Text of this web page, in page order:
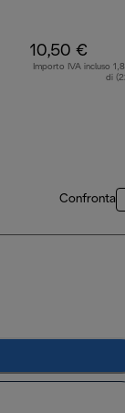
10,50 €
Importo IVA incluso
di
Confronta